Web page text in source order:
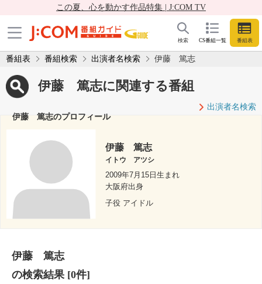
この夏、心を動かす作品特集 | J:COM TV
CS番組一覧 番組表
検索
番組表 番組検索 出演者名検索 伊藤 篤志
伊藤 篤志に関連する番組
出演者名検索
伊藤 篤志のプロフィール
伊藤 篤志
イトウ アツシ
2009年7月15日生まれ
大阪府出身
子役 アイドル
伊藤 篤志
の検索結果[0件]